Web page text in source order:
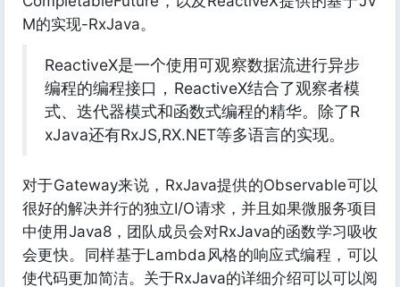
M的实现-RxJava。
ReactiveX是一个使用可观察数据流进行异步
编程的编程接口，ReactiveX结合了观察者模
式、迭代器模式和函数式编程的精华。除了R
xJava还有RxJS,RX.NET等多语言的实现。
对于Gateway来说，RxJava提供的Observable可以
很好的解决并行的独立I/O请求，并且如果微服务项目
中使用Java8，团队成员会对RxJava的函数学习吸收
会更快。同样基于Lambda风格的响应式编程，可以
使代码更加简洁。关于RxJava的详细介绍可以可以阅